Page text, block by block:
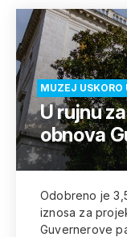
MUZEJ USKORO
U rujnu
obnova
Odobreno je
iznosa za
Guvernerove